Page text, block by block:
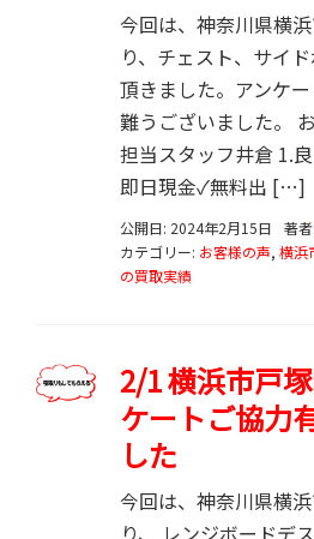
今回は、神奈川県横
り、チェスト、サイ
頂きました。アンケ
難うございました。
担当スタッフ井倉 1.
即日現金✓無料出 […]
公開日: 2024年2月15日 著者:
カテゴリー: お客様の声, 横浜
の買取実績
2/1 横浜市戸
ケートご協力
した
今回は、神奈川県横
り、 レンジボードデ